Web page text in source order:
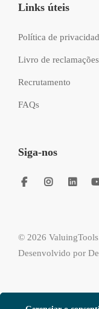
Links úteis
Política de
Livro de reclamações
Recrutamento
FAQs
Siga-nos
© 2026
Desenvolvido por